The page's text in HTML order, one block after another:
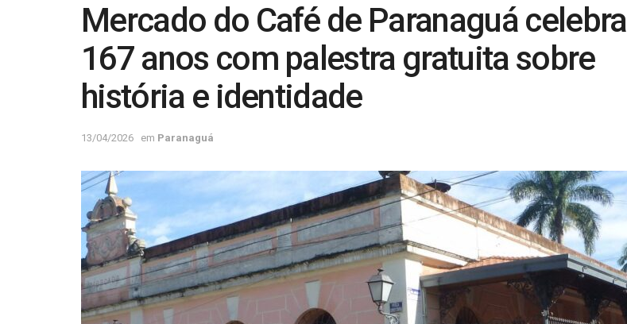
Mercado do Café de Paranaguá celebra
167 anos com palestra gratuita sobre
história e identidade
13/04/2026 em Paranaguá